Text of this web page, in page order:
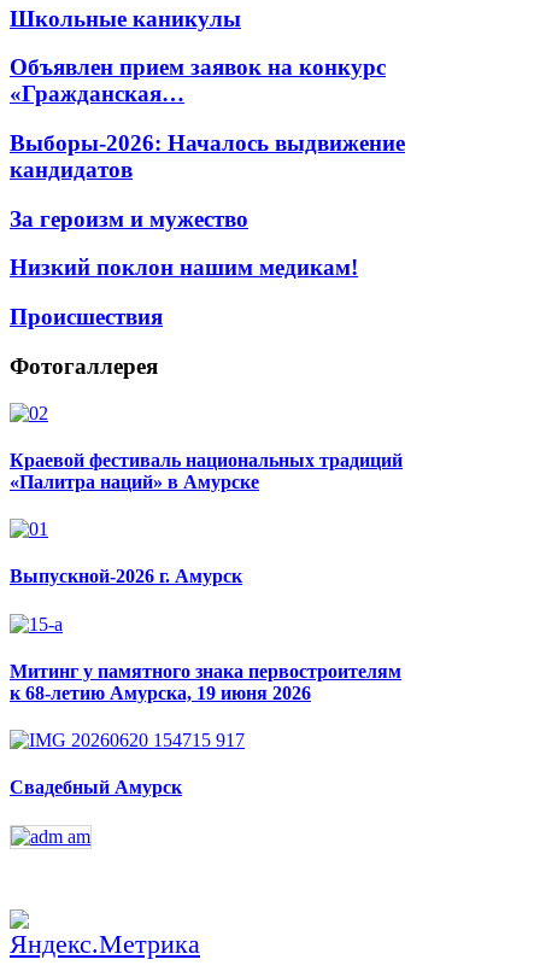
Школьные каникулы
Объявлен прием заявок на конкурс
«Гражданская…
Выборы-2026: Началось выдвижение
кандидатов
За героизм и мужество
Низкий поклон нашим медикам!
Происшествия
Фотогаллерея
Краевой фестиваль национальных традиций
«Палитра наций» в Амурске
Выпускной-2026 г. Амурск
Митинг у памятного знака первостроителям
к 68-летию Амурска, 19 июня 2026
Свадебный Амурск